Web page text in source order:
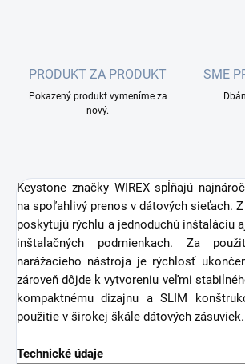
PRODUKT ZA PRODUKT
Pokazený produkt vymeníme za
nový.
SME
Keystone značky WIREX spĺňajú
na spoľahlivý prenos v dátových sieťach.
poskytujú rýchlu a jednoduchú inštaláciu
inštalačných podmienkach. Za
narážacieho nástroja je rýchlosť
zároveň dôjde k vytvoreniu veľmi
kompaktnému dizajnu a SLIM
použitie v širokej škále dátových zásuviek.
Technické údaje